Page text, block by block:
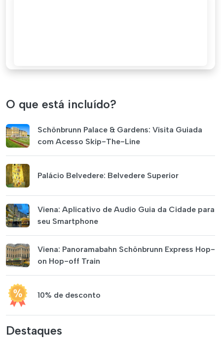
O que está incluído?
Schönbrunn Palace & Gardens: Visita Guiada
com Acesso Skip-The-Line
Palácio Belvedere: Belvedere Superior
Viena: Aplicativo de Audio Guia da Cidade para
seu Smartphone
Viena: Panoramabahn Schönbrunn Express Hop-
on Hop-off Train
10% de desconto
Destaques